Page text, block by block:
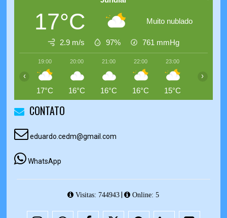
17°C Muito nublado
2.9 m/s 97% 761 mmHg
19:00
17°C
20:00
16°C
21:00
16°C
22:00
16°C
23:00
15°C
‹ ›
CONTATO
eduardo.cedm@gmail.com
WhatsApp
Visitas: 744943 | Online: 5